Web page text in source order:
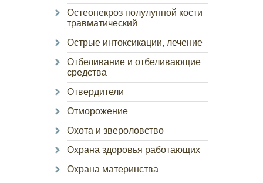
Остеонекроз полулунной кости
травматический
Острые интоксикации, лечение
Отбеливание и отбеливающие
средства
Отвердители
Отморожение
Охота и звероловство
Охрана здоровья работающих
Охрана материнства